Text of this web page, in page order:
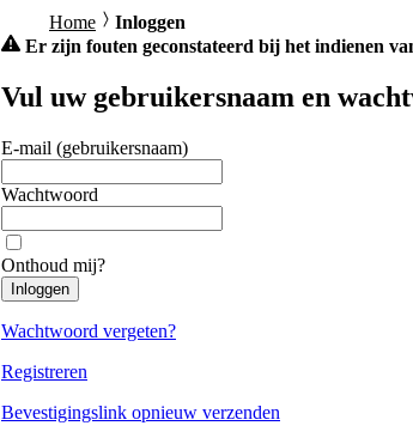
Home
Inloggen
Er zijn fouten geconstateerd bij het indienen
Vul uw gebruikersnaam en
E-mail (gebruikersnaam)
Wachtwoord
Onthoud mij?
Inloggen
Wachtwoord vergeten?
Registreren
Bevestigingslink opnieuw verzenden